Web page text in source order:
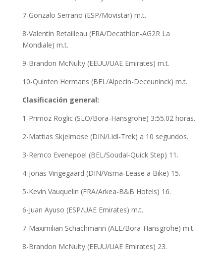
7-Gonzalo Serrano (ESP/Movistar) m.t.
8-Valentin Retailleau (FRA/Decathlon-AG2R La
Mondiale) m.t.
9-Brandon McNulty (EEUU/UAE Emirates) m.t.
10-Quinten Hermans (BEL/Alpecin-Deceuninck) m.t.
Clasificación general:
1-Primoz Roglic (SLO/Bora-Hansgrohe) 3:55.02 horas.
2-Mattias Skjelmose (DIN/Lidl-Trek) a 10 segundos.
3-Remco Evenepoel (BEL/Soudal-Quick Step) 11.
4-Jonas Vingegaard (DIN/Visma-Lease a Bike) 15.
5-Kevin Vauquelin (FRA/Arkea-B&B Hotels) 16.
6-Juan Ayuso (ESP/UAE Emirates) m.t.
7-Maximilian Schachmann (ALE/Bora-Hansgrohe) m.t.
8-Brandon McNulty (EEUU/UAE Emirates) 23.